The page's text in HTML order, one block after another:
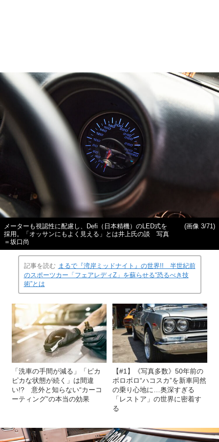
メーターも視認性に配慮し、Defi（日本精機）のLED式を
採用。「オッサンにもよく見える」とは井上氏の談 写真
＝坂口尚
(画像 3/71)
記事を読む まるで『湾岸ミッドナイト』の世界!! 半世紀前
のスポーツカー「フェアレディZ」を蘇らせる“恐るべき技
術”とは
「洗車の手間が減る」「ピカ
ピカな状態が続く」は間違
い!? 意外と知らない“カーコ
ーティング”の本当の効果
【#1】《写真多数》50年前の
ボロボロ“ハコスカ”を新車同然
の乗り心地に…奥深すぎる
「レストア」の世界に密着す
る